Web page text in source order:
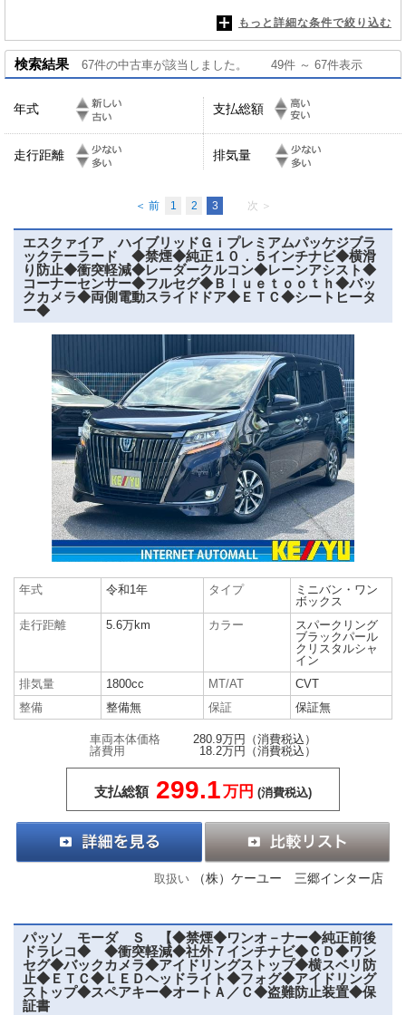
もっと詳細な条件で絞り込む
検索結果 67件の中古車が該当しました。 49件 ～ 67件表示
年式 支払総額
走行距離 排気量
＜ 前 1 2 3 次 ＞
エスクァイア ハイブリッドＧｉプレミアムパッケジブラ
ックテーラード ◆禁煙◆純正１０．５インチナビ◆横滑
り防止◆衝突軽減◆レーダークルコン◆レーンアシスト◆
コーナーセンサー◆フルセグ◆Ｂｌｕｅｔｏｏｔｈ◆バッ
クカメラ◆両側電動スライドドア◆ＥＴＣ◆シートヒータ
ー◆
年式 令和1年 タイプ
ミニバン・ワン
ボックス
走行距離
5.6万km カラー
スパークリング
ブラックパール
クリスタルシャ
イン
排気量
1800cc MT/AT
CVT
整備
整備無 保証 保証無
車両本体価格 280.9万円
（消費税込）
諸費用
18.2万円 （消費税込）
支払総額 299.1万円 (消費税込)
取扱い （株）ケーユー 三郷インター店
パッソ モーダ Ｓ 【◆禁煙◆ワンオ－ナー◆純正前後
ドラレコ◆ ◆衝突軽減◆社外７インチナビ◆ＣＤ◆ワン
セグ◆バックカメラ◆アイドリングストップ◆横スベリ防
止◆ＥＴＣ◆ＬＥＤヘッドライト◆フォグ◆アイドリング
ストップ◆スペアキー◆オートＡ／Ｃ◆盗難防止装置◆保
証書